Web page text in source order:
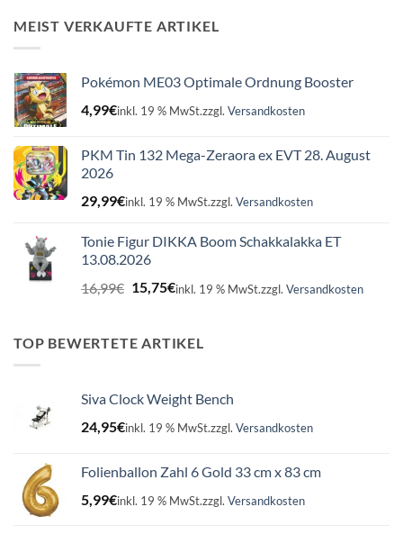
16,99€15,75€.
MEIST VERKAUFTE ARTIKEL
Pokémon ME03 Optimale Ordnung Booster
4,99€inkl. 19 % MwSt.zzgl. Versandkosten
PKM Tin 132 Mega-Zeraora ex EVT 28. August
2026
29,99€inkl. 19 % MwSt.zzgl. Versandkosten
Tonie Figur DIKKA Boom Schakkalakka ET
13.08.2026
16,99€ Ursprünglicher
16,99€
15,75€Aktueller
15,75€.
inkl. 19 % MwSt.zzgl. Versandkosten
TOP BEWERTETE ARTIKEL
Siva Clock Weight Bench
24,95€inkl. 19 % MwSt.zzgl. Versandkosten
Folienballon Zahl 6 Gold 33 cm x 83 cm
5,99€inkl. 19 % MwSt.zzgl. Versandkosten